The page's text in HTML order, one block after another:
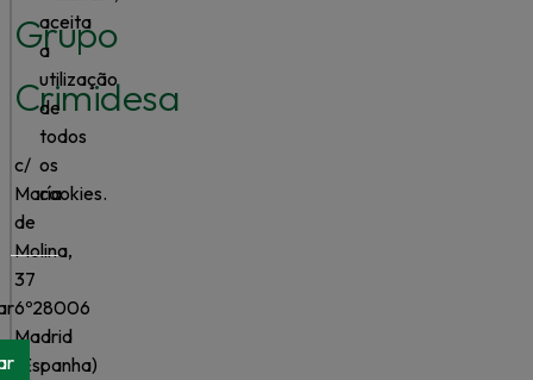
aceita
a
utilização
de
todos
os
cookies.
Grupo
Crimidesa
c/
María
de
Molina,
37
6º28006
Madrid
(Espanha)